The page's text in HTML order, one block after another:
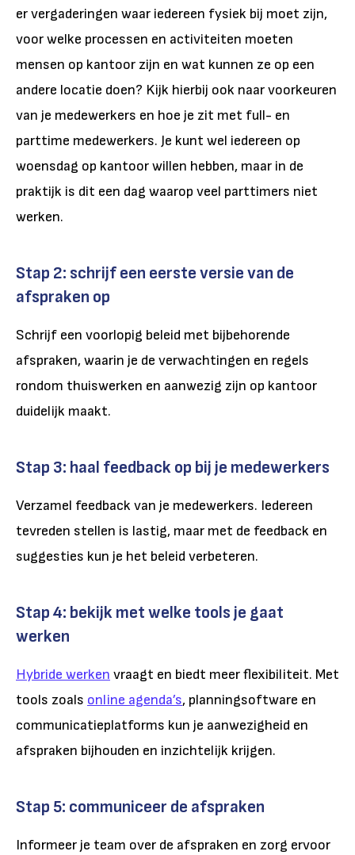
er vergaderingen waar iedereen fysiek bij moet zijn,
voor welke processen en activiteiten moeten
mensen op kantoor zijn en wat kunnen ze op een
andere locatie doen? Kijk hierbij ook naar voorkeuren
van je medewerkers en hoe je zit met full- en
parttime medewerkers. Je kunt wel iedereen op
woensdag op kantoor willen hebben, maar in de
praktijk is dit een dag waarop veel parttimers niet
werken.
Stap 2: schrijf een eerste versie van de
afspraken op
Schrijf een voorlopig beleid met bijbehorende
afspraken, waarin je de verwachtingen en regels
rondom thuiswerken en aanwezig zijn op kantoor
duidelijk maakt.
Stap 3: haal feedback op bij je medewerkers
Verzamel feedback van je medewerkers. Iedereen
tevreden stellen is lastig, maar met de feedback en
suggesties kun je het beleid verbeteren.
Stap 4: bekijk met welke tools je gaat
werken
Hybride werken vraagt en biedt meer flexibiliteit. Met
tools zoals online agenda’s, planningsoftware en
communicatieplatforms kun je aanwezigheid en
afspraken bijhouden en inzichtelijk krijgen.
Stap 5: communiceer de afspraken
Informeer je team over de afspraken en zorg ervoor